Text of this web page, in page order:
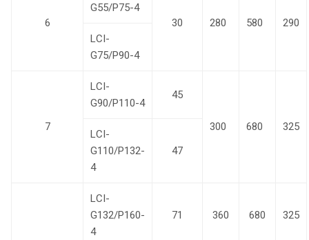
6
G55/P75-4
30
280 580
290
LCI-
G75/P90-4
7
LCI-
G90/P110-4
45
300 680 325
LCI-
G110/P132-
4
47
LCI-
G132/P160-
4
71 360 680 325